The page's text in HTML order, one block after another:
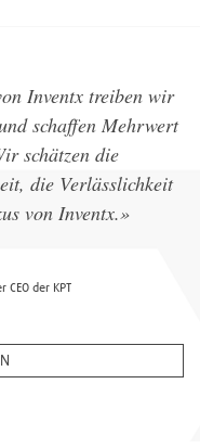
Inventx treiben wir
schaffen Mehrwert
schätzen die
die Verlässlichkeit
von Inventx.»
der KPT